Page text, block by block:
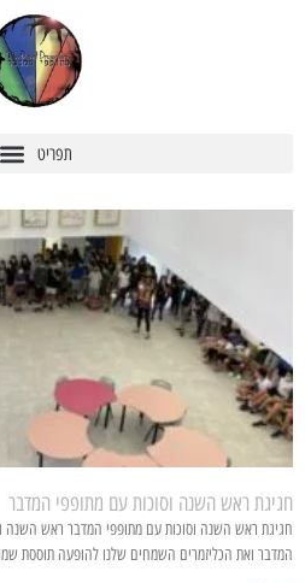
חגיגת ראש השנה וסוכות עם מתופפי המדבר
חגיגת ראש השנה וסוכות עם מתופפי המדבר ראש השנה
המדבר ואת הכליזמרים השמחים שלנו להופעה תוססת